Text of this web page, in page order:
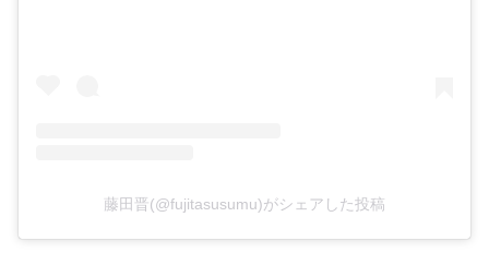
藤田晋(@fujitasusumu)がシェアした投稿